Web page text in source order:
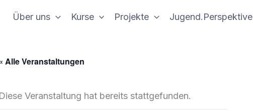
Über uns Kurse Projekte Jugend.Perspektive
Alle Veranstaltungen
Diese Veranstaltung hat bereits stattgefunden.